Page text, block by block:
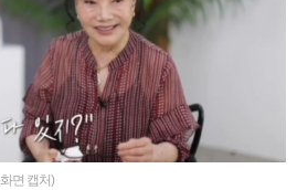
면 캡처)